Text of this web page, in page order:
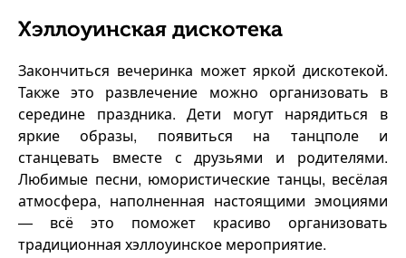
Хэллоуинская дискотека
Закончиться вечеринка может яркой дискотекой.
Также это развлечение можно организовать в
середине праздника. Дети могут нарядиться в
яркие образы, появиться на танцполе и
станцевать вместе с друзьями и родителями.
Любимые песни, юмористические танцы, весёлая
атмосфера, наполненная настоящими эмоциями
— всё это поможет красиво организовать
традиционная хэллоуинское мероприятие.